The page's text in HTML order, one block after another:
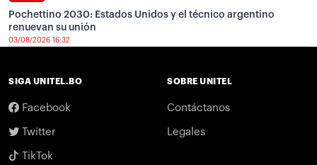
Pochettino 2030: Estados Unidos y el técnico argentino
renuevan su unión
03/08/2026 16:32
SIGA UNITEL.BO
Facebook
Twitter
TikTok
SOBRE UNITEL
Contáctanos
Legales